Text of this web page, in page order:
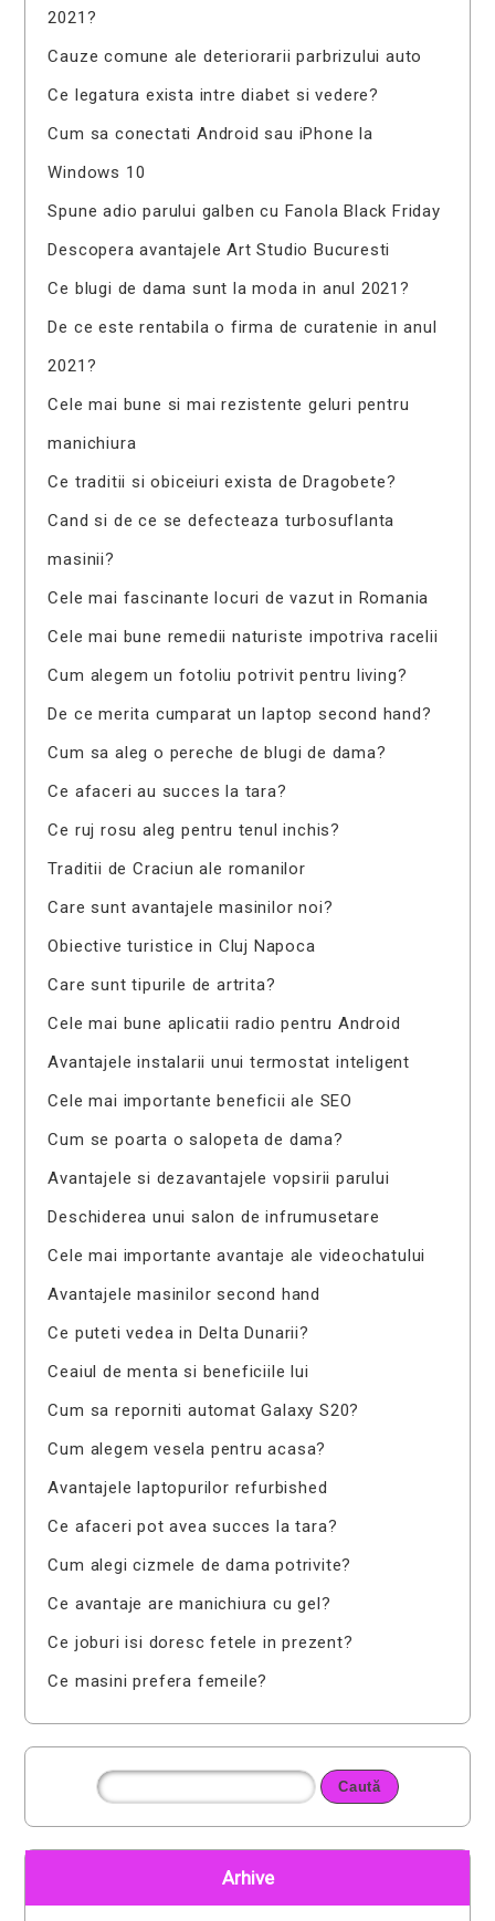
2021?
Cauze comune ale deteriorarii parbrizului auto
Ce legatura exista intre diabet si vedere?
Cum sa conectati Android sau iPhone la
Windows 10
Spune adio parului galben cu Fanola Black Friday
Descopera avantajele Art Studio Bucuresti
Ce blugi de dama sunt la moda in anul 2021?
De ce este rentabila o firma de curatenie in anul
2021?
Cele mai bune si mai rezistente geluri pentru
manichiura
Ce traditii si obiceiuri exista de Dragobete?
Cand si de ce se defecteaza turbosuflanta
masinii?
Cele mai fascinante locuri de vazut in Romania
Cele mai bune remedii naturiste impotriva racelii
Cum alegem un fotoliu potrivit pentru living?
De ce merita cumparat un laptop second hand?
Cum sa aleg o pereche de blugi de dama?
Ce afaceri au succes la tara?
Ce ruj rosu aleg pentru tenul inchis?
Traditii de Craciun ale romanilor
Care sunt avantajele masinilor noi?
Obiective turistice in Cluj Napoca
Care sunt tipurile de artrita?
Cele mai bune aplicatii radio pentru Android
Avantajele instalarii unui termostat inteligent
Cele mai importante beneficii ale SEO
Cum se poarta o salopeta de dama?
Avantajele si dezavantajele vopsirii parului
Deschiderea unui salon de infrumusetare
Cele mai importante avantaje ale videochatului
Avantajele masinilor second hand
Ce puteti vedea in Delta Dunarii?
Ceaiul de menta si beneficiile lui
Cum sa reporniti automat Galaxy S20?
Cum alegem vesela pentru acasa?
Avantajele laptopurilor refurbished
Ce afaceri pot avea succes la tara?
Cum alegi cizmele de dama potrivite?
Ce avantaje are manichiura cu gel?
Ce joburi isi doresc fetele in prezent?
Ce masini prefera femeile?
Arhive